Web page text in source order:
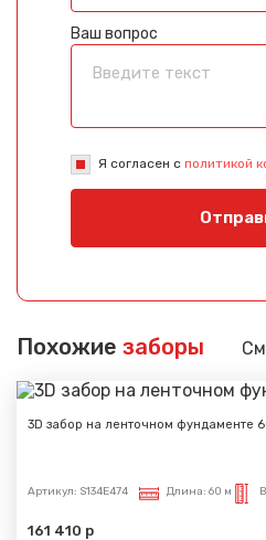
Ваш вопрос
Я согласен с политикой
Похожие заборы
3D забор на ленточном фундаменте
Артикул: S134E474 Длина: 60 м
161 410 р